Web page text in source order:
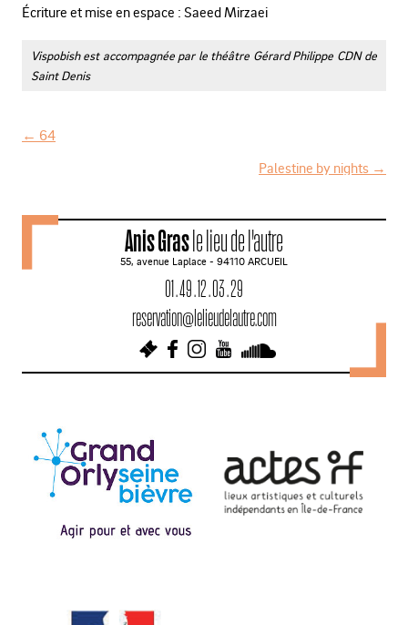
Écriture et mise en espace : Saeed Mirzaei
Vispobish est accompagnée par le théâtre Gérard Philippe CDN de
Saint Denis
v
g
o
← 64
Palestine by nights →
Anis Gras le lieu de l'autre
55, avenue Laplace - 94110 ARCUEIL
01 . 49 . 12 . 03 . 29
reservation@lelieudelautre.com